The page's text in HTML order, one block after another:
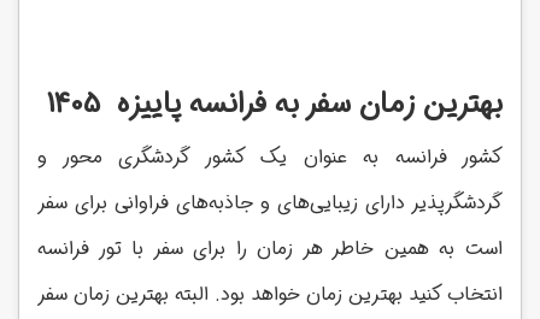
بهترین زمان سفر به فرانسه پاییزه 1405
کشور فرانسه به عنوان یک کشور گردشگری محور و
گردشگرپذیر دارای زیبایی‌های و جاذبه‌های فراوانی برای سفر
است به همین خاطر هر زمان را برای سفر با تور فرانسه
انتخاب کنید بهترین زمان خواهد بود. البته بهترین زمان سفر